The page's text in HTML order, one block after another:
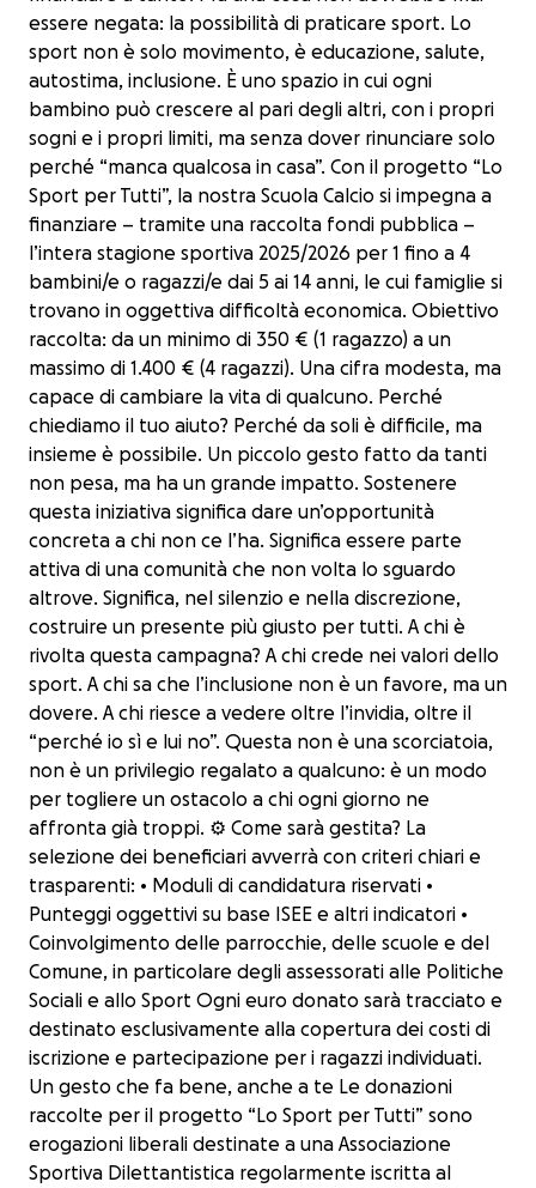
essere negata: la possibilità di praticare sport. Lo
sport non è solo movimento, è educazione, salute,
autostima, inclusione. È uno spazio in cui ogni
bambino può crescere al pari degli altri, con i propri
sogni e i propri limiti, ma senza dover rinunciare solo
perché “manca qualcosa in casa”. Con il progetto “Lo
Sport per Tutti”, la nostra Scuola Calcio si impegna a
finanziare – tramite una raccolta fondi pubblica –
l’intera stagione sportiva 2025/2026 per 1 fino a 4
bambini/e o ragazzi/e dai 5 ai 14 anni, le cui famiglie si
trovano in oggettiva difficoltà economica. Obiettivo
raccolta: da un minimo di 350 € (1 ragazzo) a un
massimo di 1.400 € (4 ragazzi). Una cifra modesta, ma
capace di cambiare la vita di qualcuno. Perché
chiediamo il tuo aiuto? Perché da soli è difficile, ma
insieme è possibile. Un piccolo gesto fatto da tanti
non pesa, ma ha un grande impatto. Sostenere
questa iniziativa significa dare un’opportunità
concreta a chi non ce l’ha. Significa essere parte
attiva di una comunità che non volta lo sguardo
altrove. Significa, nel silenzio e nella discrezione,
costruire un presente più giusto per tutti. A chi è
rivolta questa campagna? A chi crede nei valori dello
sport. A chi sa che l’inclusione non è un favore, ma un
dovere. A chi riesce a vedere oltre l’invidia, oltre il
“perché io sì e lui no”. Questa non è una scorciatoia,
non è un privilegio regalato a qualcuno: è un modo
per togliere un ostacolo a chi ogni giorno ne
affronta già troppi. ⚙️ Come sarà gestita? La
selezione dei beneficiari avverrà con criteri chiari e
trasparenti: • Moduli di candidatura riservati •
Punteggi oggettivi su base ISEE e altri indicatori •
Coinvolgimento delle parrocchie, delle scuole e del
Comune, in particolare degli assessorati alle Politiche
Sociali e allo Sport Ogni euro donato sarà tracciato e
destinato esclusivamente alla copertura dei costi di
iscrizione e partecipazione per i ragazzi individuati.
Un gesto che fa bene, anche a te Le donazioni
raccolte per il progetto “Lo Sport per Tutti” sono
erogazioni liberali destinate a una Associazione
Sportiva Dilettantistica regolarmente iscritta al